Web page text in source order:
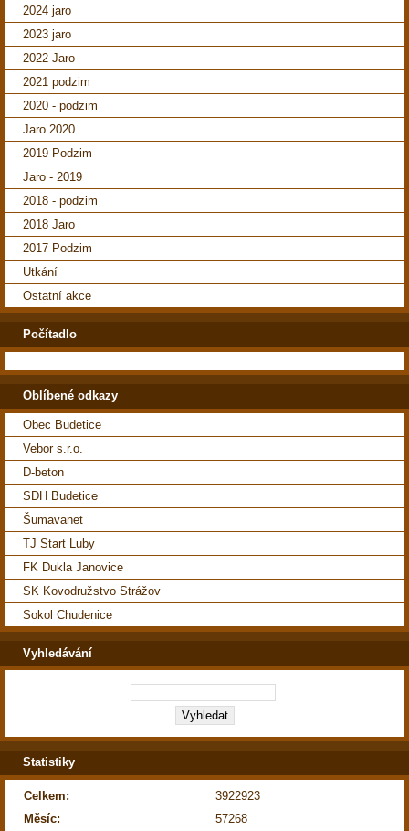
2024 jaro
2023 jaro
2022 Jaro
2021 podzim
2020 - podzim
Jaro 2020
2019-Podzim
Jaro - 2019
2018 - podzim
2018 Jaro
2017 Podzim
Utkání
Ostatní akce
Počítadlo
Oblíbené odkazy
Obec Budetice
Vebor s.r.o.
D-beton
SDH Budetice
Šumavanet
TJ Start Luby
FK Dukla Janovice
SK Kovodružstvo Strážov
Sokol Chudenice
Vyhledávání
Statistiky
Celkem:
3922923
Měsíc:
57268